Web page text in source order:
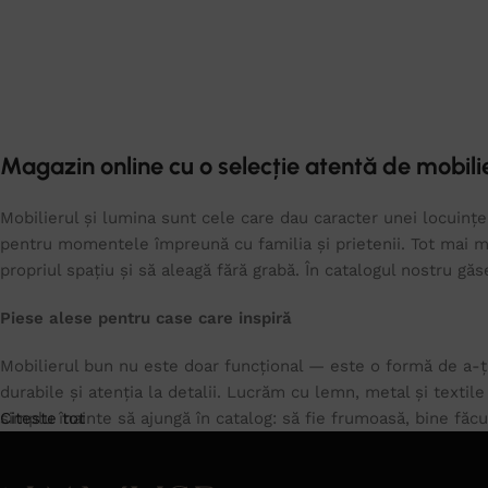
Magazin online cu o selecție atentă de
Mobilierul și lumina sunt cele care dau caracter unei
pentru momentele împreună cu familia și prietenii. Tot mai
propriul spațiu și să aleagă fără grabă. În catalogul nostru
Piese alese pentru case care inspiră
Mobilierul bun nu este doar funcțional — este o formă de
durabile și atenția la detalii. Lucrăm cu lemn, metal și
simplu înainte să ajungă în catalog: să fie frumoasă, bine
Citeste tot